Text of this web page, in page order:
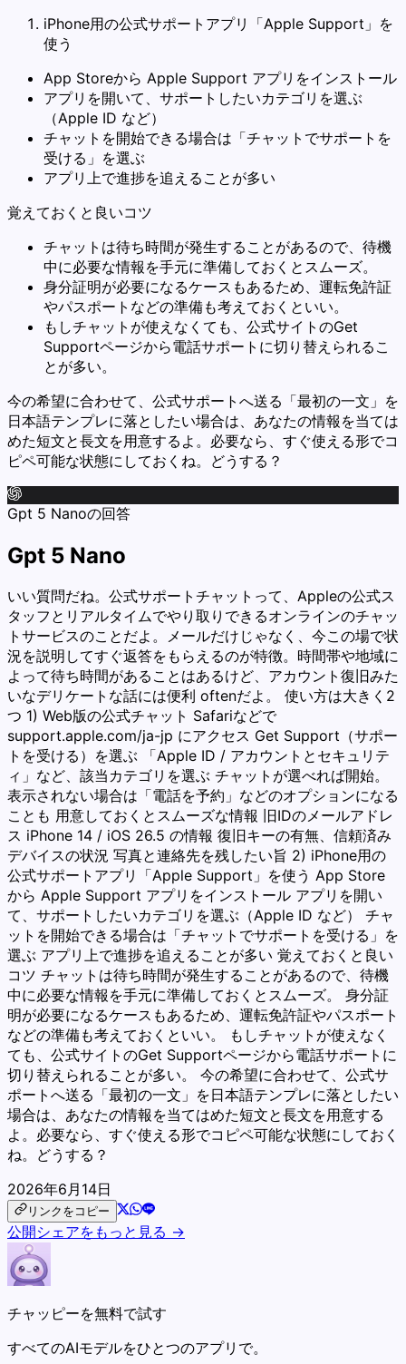
iPhone用の公式サポートアプリ「Apple Support」を
使う
App Storeから Apple Support アプリをインストール
アプリを開いて、サポートしたいカテゴリを選ぶ
（Apple ID など）
チャットを開始できる場合は「チャットでサポートを
受ける」を選ぶ
アプリ上で進捗を追えることが多い
覚えておくと良いコツ
チャットは待ち時間が発生することがあるので、待機
中に必要な情報を手元に準備しておくとスムーズ。
身分証明が必要になるケースもあるため、運転免許証
やパスポートなどの準備も考えておくといい。
もしチャットが使えなくても、公式サイトのGet
Supportページから電話サポートに切り替えられるこ
とが多い。
今の希望に合わせて、公式サポートへ送る「最初の一文」を
日本語テンプレに落としたい場合は、あなたの情報を当ては
めた短文と長文を用意するよ。必要なら、すぐ使える形でコ
ピペ可能な状態にしておくね。どうする？
Gpt 5 Nanoの回答
Gpt 5 Nano
いい質問だね。公式サポートチャットって、Appleの公式ス
タッフとリアルタイムでやり取りできるオンラインのチャッ
トサービスのことだよ。メールだけじゃなく、今この場で状
況を説明してすぐ返答をもらえるのが特徴。時間帯や地域に
よって待ち時間があることはあるけど、アカウント復旧みた
いなデリケートな話には便利 oftenだよ。 使い方は大きく2
つ 1) Web版の公式チャット Safariなどで
support.apple.com/ja-jp にアクセス Get Support（サポー
トを受ける）を選ぶ 「Apple ID / アカウントとセキュリテ
ィ」など、該当カテゴリを選ぶ チャットが選べれば開始。
表示されない場合は「電話を予約」などのオプションになる
ことも 用意しておくとスムーズな情報 旧IDのメールアドレ
ス iPhone 14 / iOS 26.5 の情報 復旧キーの有無、信頼済み
デバイスの状況 写真と連絡先を残したい旨 2) iPhone用の
公式サポートアプリ「Apple Support」を使う App Store
から Apple Support アプリをインストール アプリを開い
て、サポートしたいカテゴリを選ぶ（Apple ID など） チャ
ットを開始できる場合は「チャットでサポートを受ける」を
選ぶ アプリ上で進捗を追えることが多い 覚えておくと良い
コツ チャットは待ち時間が発生することがあるので、待機
中に必要な情報を手元に準備しておくとスムーズ。 身分証
明が必要になるケースもあるため、運転免許証やパスポート
などの準備も考えておくといい。 もしチャットが使えなく
ても、公式サイトのGet Supportページから電話サポートに
切り替えられることが多い。 今の希望に合わせて、公式サ
ポートへ送る「最初の一文」を日本語テンプレに落としたい
場合は、あなたの情報を当てはめた短文と長文を用意する
よ。必要なら、すぐ使える形でコピペ可能な状態にしておく
ね。どうする？
2026年6月14日
リンクをコピー
公開シェアをもっと見る →
チャッピーを無料で試す
すべてのAIモデルをひとつのアプリで。